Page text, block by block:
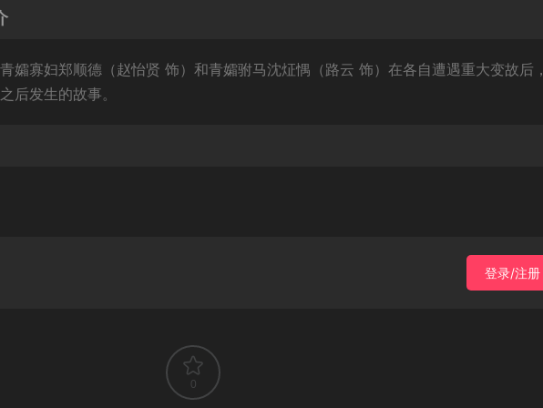
孀寡妇郑顺德（赵怡贤 饰）和青孀驸马沈炡㥥（路云 饰）在各自遭遇重大变故后
后发生的故事。
登录/注册
0